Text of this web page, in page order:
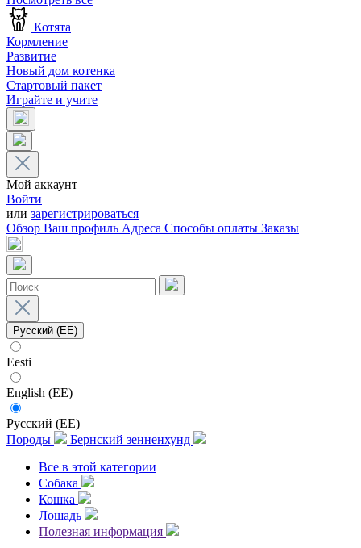
Котята
Кормление
Развитие
Новый дом котенка
Стартовый пакет
Играйте и учите
Мой аккаунт
Войти
или зарегистрироваться
Обзор Ваш профиль Адреса Способы оплаты Заказы
Русский (EE)
Eesti
English (EE)
Русский (EE)
Породы
Бернский зенненхунд
Все в этой категории
Собака
Кошка
Лошадь
Полезная информация